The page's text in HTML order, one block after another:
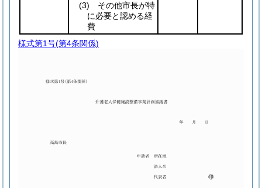
(3) その他市長が特
に必要と認める経
費
様式第1号(第4条関係)